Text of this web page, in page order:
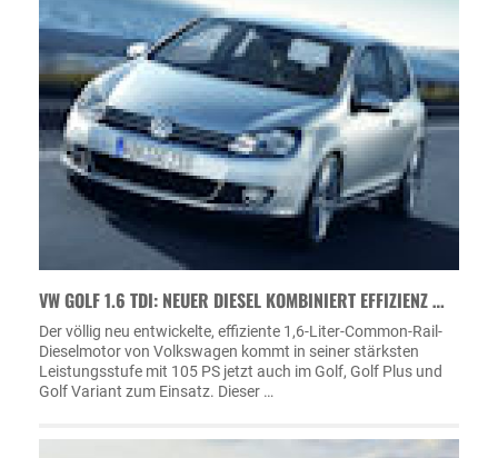
VW GOLF 1.6 TDI: NEUER DIESEL KOMBINIERT EFFIZIENZ …
Der völlig neu entwickelte, effiziente 1,6-Liter-Common-Rail-
Dieselmotor von Volkswagen kommt in seiner stärksten
Leistungsstufe mit 105 PS jetzt auch im Golf, Golf Plus und
Golf Variant zum Einsatz. Dieser …